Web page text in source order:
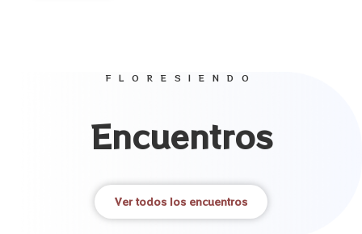
FLORESIENDO
Encuentros
Ver todos los encuentros